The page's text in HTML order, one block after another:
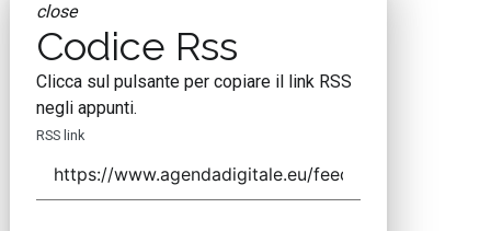
close
Codice Rss
Clicca sul pulsante per copiare il link RSS
negli appunti.
RSS link